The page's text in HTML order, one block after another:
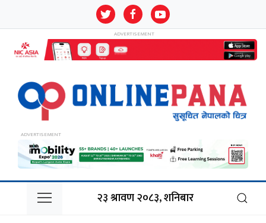
२३ श्रावण २०८३, शनिबार